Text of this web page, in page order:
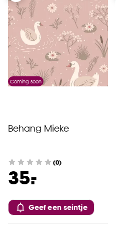
Coming soon
Behang Mieke
(0)
35.
-
Geef een seintje